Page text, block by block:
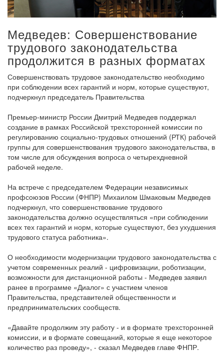
Медведев: Совершенствование
трудового законодательства
продолжится в разных форматах
Совершенствовать трудовое законодательство необходимо
при соблюдении всех гарантий и норм, которые существуют,
подчеркнул председатель Правительства
Премьер-министр России Дмитрий Медведев поддержал
создание в рамках Российской трехсторонней комиссии по
регулированию социально-трудовых отношений (РТК) рабочей
группы для совершенствования трудового законодательства, в
том числе для обсуждения вопроса о четырехдневной
рабочей неделе.
На встрече с председателем Федерации независимых
профсоюзов России (ФНПР) Михаилом Шмаковым Медведев
подчеркнул, что совершенствование трудового
законодательства должно осуществляться «при соблюдении
всех тех гарантий и норм, которые существуют, без ухудшения
трудового статуса работника».
О необходимости модернизации трудового законодательства с
учетом современных реалий - цифровизации, роботизации,
возможности для дистанционной работы - Медведев заявил
ранее в программе «Диалог» с участием членов
Правительства, представителей общественности и
предпринимательских сообществ.
«Давайте продолжим эту работу - и в формате трехсторонней
комиссии, и в формате совещаний, которые я еще некоторое
количество раз проведу», - сказал Медведев главе ФНПР.